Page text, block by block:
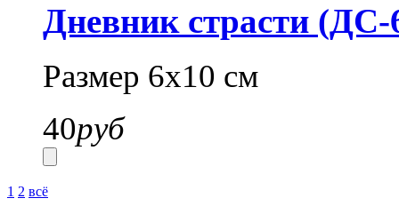
Дневник страсти (ДС-
Размер 6х10 см
40руб
1 2 всё